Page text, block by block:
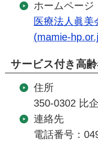
ホームページ
医療法人眞美
(mamie-
サービス付き高
住所
350-0302 比
連絡先
電話番号：